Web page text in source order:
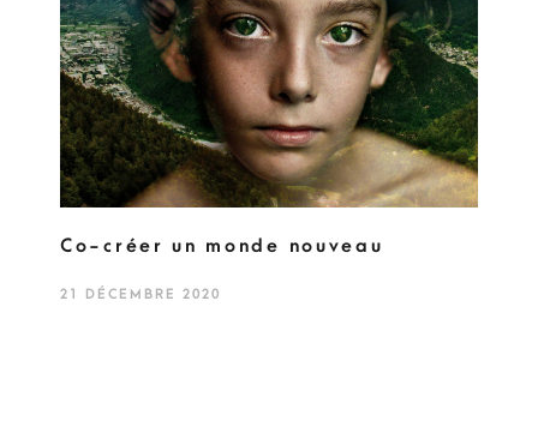
Co-créer un monde nouveau
21 DÉCEMBRE 2020